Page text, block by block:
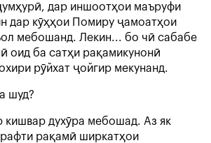
дар иншоотҳои маъруфи
дар кӯҳҳои Помиру ҷамоатҳои
мебошанд. Лекин... бо чӣ сабабе
оид ба сатҳи рақамикунонӣ
рӯйхат ҷойгир мекунанд.
шуд?
кишвар духӯра мебошад. Аз як
рақамӣ ширкатҳои